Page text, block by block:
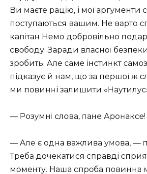
Ви маєте рацію, і мої аргументи
поступаються вашим. Не варто
капітан Немо добровільно
свободу. Заради власної
зробить. Але саме інстинкт
підказує й нам, що за першої ж
ми повинні залишити
— Розумні слова, пане Аронаксе!
— Але є одна важлива умова, —
Треба дочекатися справді
моменту. Наша спроба повинна